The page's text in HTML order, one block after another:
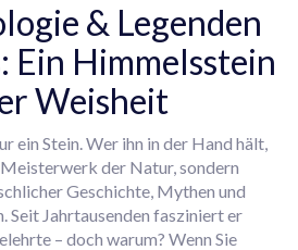
& Legenden
Ein Himmelsstein
Weisheit
ein Stein. Wer ihn in der Hand hält,
der Natur, sondern
Geschichte, Mythen und
Seit Jahrtausenden fasziniert er
– doch warum? Wenn Sie